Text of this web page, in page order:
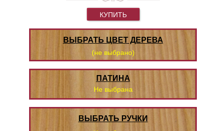
КУПИТЬ
ВЫБРАТЬ ЦВЕТ ДЕРЕВА
(не выбрано)
ПАТИНА
Не выбрана
ВЫБРАТЬ РУЧКИ